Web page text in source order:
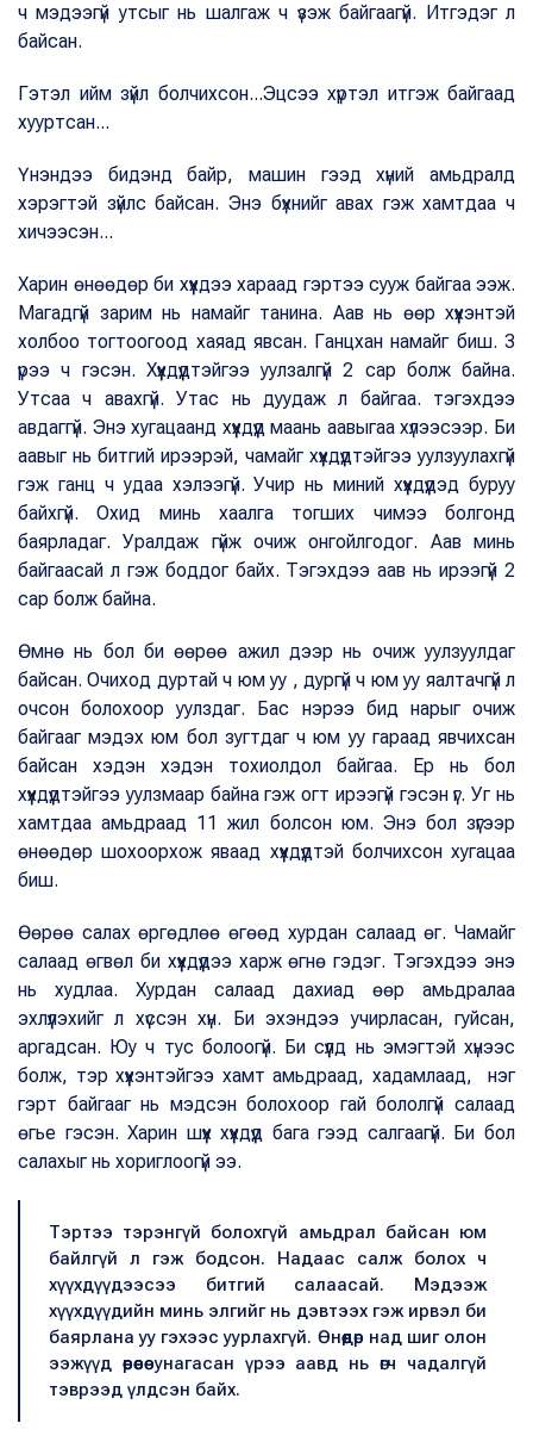
ч мэдээгүй утсыг нь шалгаж ч үзэж байгаагүй. Итгэдэг л
байсан.
Гэтэл ийм зүйл болчихсон...Эцсээ хүртэл итгэж байгаад
хууртсан...
Үнэндээ бидэнд байр, машин гээд хүний амьдралд
хэрэгтэй зүйлс байсан. Энэ бүхнийг авах гэж хамтдаа ч
хичээсэн...
Харин өнөөдөр би хүүхдээ хараад гэртээ сууж байгаа ээж.
Магадгүй зарим нь намайг танина. Аав нь өөр хүүхэнтэй
холбоо тогтоогоод хаяад явсан. Ганцхан намайг биш. 3
үрээ ч гэсэн. Хүүхдүүдтэйгээ уулзалгүй 2 сар болж байна.
Утсаа ч авахгүй. Утас нь дуудаж л байгаа. тэгэхдээ
авдаггүй. Энэ хугацаанд хүүхдүүд маань аавыгаа хүлээсээр. Би
аавыг нь битгий ирээрэй, чамайг хүүхдүүдтэйгээ уулзуулахгүй
гэж ганц ч удаа хэлээгүй. Учир нь миний хүүхдүүдэд буруу
байхгүй. Охид минь хаалга тогших чимээ болгонд
баярладаг. Уралдаж гүйж очиж онгойлгодог. Аав минь
байгаасай л гэж боддог байх. Тэгэхдээ аав нь ирээгүй 2
сар болж байна.
Өмнө нь бол би өөрөө ажил дээр нь очиж уулзуулдаг
байсан. Очиход дуртай ч юм уу , дургүй ч юм уу яалтачгүй л
очсон болохоор уулздаг. Бас нэрээ бид нарыг очиж
байгааг мэдэх юм бол зугтдаг ч юм уу гараад явчихсан
байсан хэдэн хэдэн тохиолдол байгаа. Ер нь бол
хүүхдүүдтэйгээ уулзмаар байна гэж огт ирээгүй гэсэн үг. Уг нь
хамтдаа амьдраад 11 жил болсон юм. Энэ бол зүгээр
өнөөдөр шохоорхож яваад хүүхдүүдтэй болчихсон хугацаа
биш.
Өөрөө салах өргөдлөө өгөөд хурдан салаад өг. Чамайг
салаад өгвөл би хүүхдүүдээ харж өгнө гэдэг. Тэгэхдээ энэ
нь худлаа. Хурдан салаад дахиад өөр амьдралаа
эхлүүлэхийг л хүссэн хүн. Би эхэндээ учирласан, гуйсан,
аргадсан. Юу ч тус болоогүй. Би сүүлд нь эмэгтэй хүнээс
болж, тэр хүүхэнтэйгээ хамт амьдраад, хадамлаад, нэг
гэрт байгааг нь мэдсэн болохоор гай бололгүй салаад
өгье гэсэн. Харин шүүх хүүхдүүд бага гээд салгаагүй. Би бол
салахыг нь хориглоогүй ээ.
Тэртээ тэрэнгүй болохгүй амьдрал байсан юм
байлгүй л гэж бодсон. Надаас салж болох ч
хүүхдүүдээсээ битгий салаасай. Мэдээж
хүүхдүүдийн минь элгийг нь дэвтээх гэж ирвэл би
баярлана уу гэхээс уурлахгүй. Өнөөдөр над шиг олон
ээжүүд өөрөөсөө унагасан үрээ аавд нь өгч чадалгүй
тэврээд үлдсэн байх.